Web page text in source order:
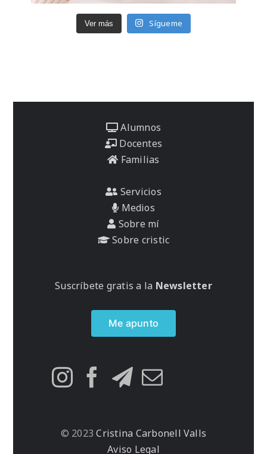
Ver más Sígueme
Alumnos
Docentes
Familias
Servicios
Medios
Sobre mí
Sobre cristic
Suscríbete gratis a la Newsletter
Me apunto
© 2023 Cristina Carbonell Valls
Aviso Legal